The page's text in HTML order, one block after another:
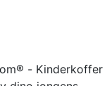
- Kinderkoffer